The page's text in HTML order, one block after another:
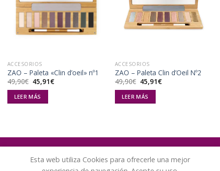
a la
lista de
deseos
ACCESORIOS
ZAO – Paleta «Clin d’oeil» nº1
49,90€ El
precio
original
era:
49,90€.
45,91€El
LEER MÁS
a la
lista de
deseos
ACCESORIOS
ZAO – Paleta Clin d’Oeil Nº2
49,90€ El
precio
original
era:
49,90€.
45,91€El
LEER MÁS
Esta web utiliza Cookies para ofrecerle una mejor